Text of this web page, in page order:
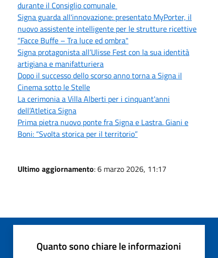
durante il Consiglio comunale
Signa guarda all'innovazione: presentato MyPorter, il
nuovo assistente intelligente per le strutture ricettive
“Facce Buffe – Tra luce ed ombra"
Signa protagonista all’Ulisse Fest con la sua identità
artigiana e manifatturiera
Dopo il successo dello scorso anno torna a Signa il
Cinema sotto le Stelle
La cerimonia a Villa Alberti per i cinquant'anni
dell’Atletica Signa
Prima pietra nuovo ponte fra Signa e Lastra. Giani e
Boni: “Svolta storica per il territorio”
Ultimo aggiornamento: 6 marzo 2026, 11:17
Quanto sono chiare le informazioni